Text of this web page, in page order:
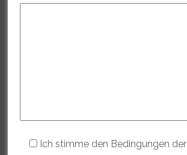
Ich stimme den Bedingungen der